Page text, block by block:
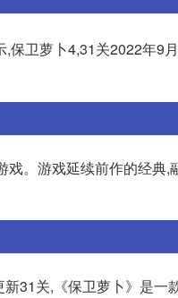
卫萝卜4,31关2022年9
。游戏延续前作的经典
31关,《保卫萝卜》是一